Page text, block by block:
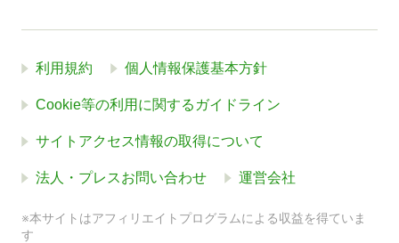
利用規約 個人情報保護基本方針
Cookie等の利用に関するガイドライン
サイトアクセス情報の取得について
法人・プレスお問い合わせ 運営会社
※本サイトはアフィリエイトプログラムによる収益を得ていま
す